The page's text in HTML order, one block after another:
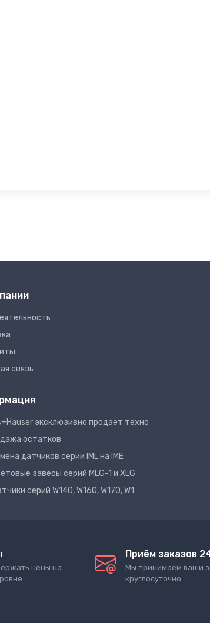
связь
эксклюзивно продает техно
остатков
датчиков серии IML на IME
завесы серий MLG-1 и XLG
серий W140, W160, W170, W1
цены на
Приём заказов
Мы принимаем ваши
круглосуточно